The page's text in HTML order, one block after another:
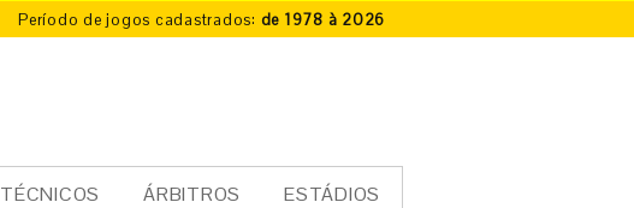
Período de jogos cadastrados: de 1978 à 2026
TÉCNICOS ÁRBITROS ESTÁDIOS